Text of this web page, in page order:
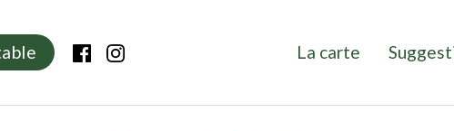
Navigation
La carte